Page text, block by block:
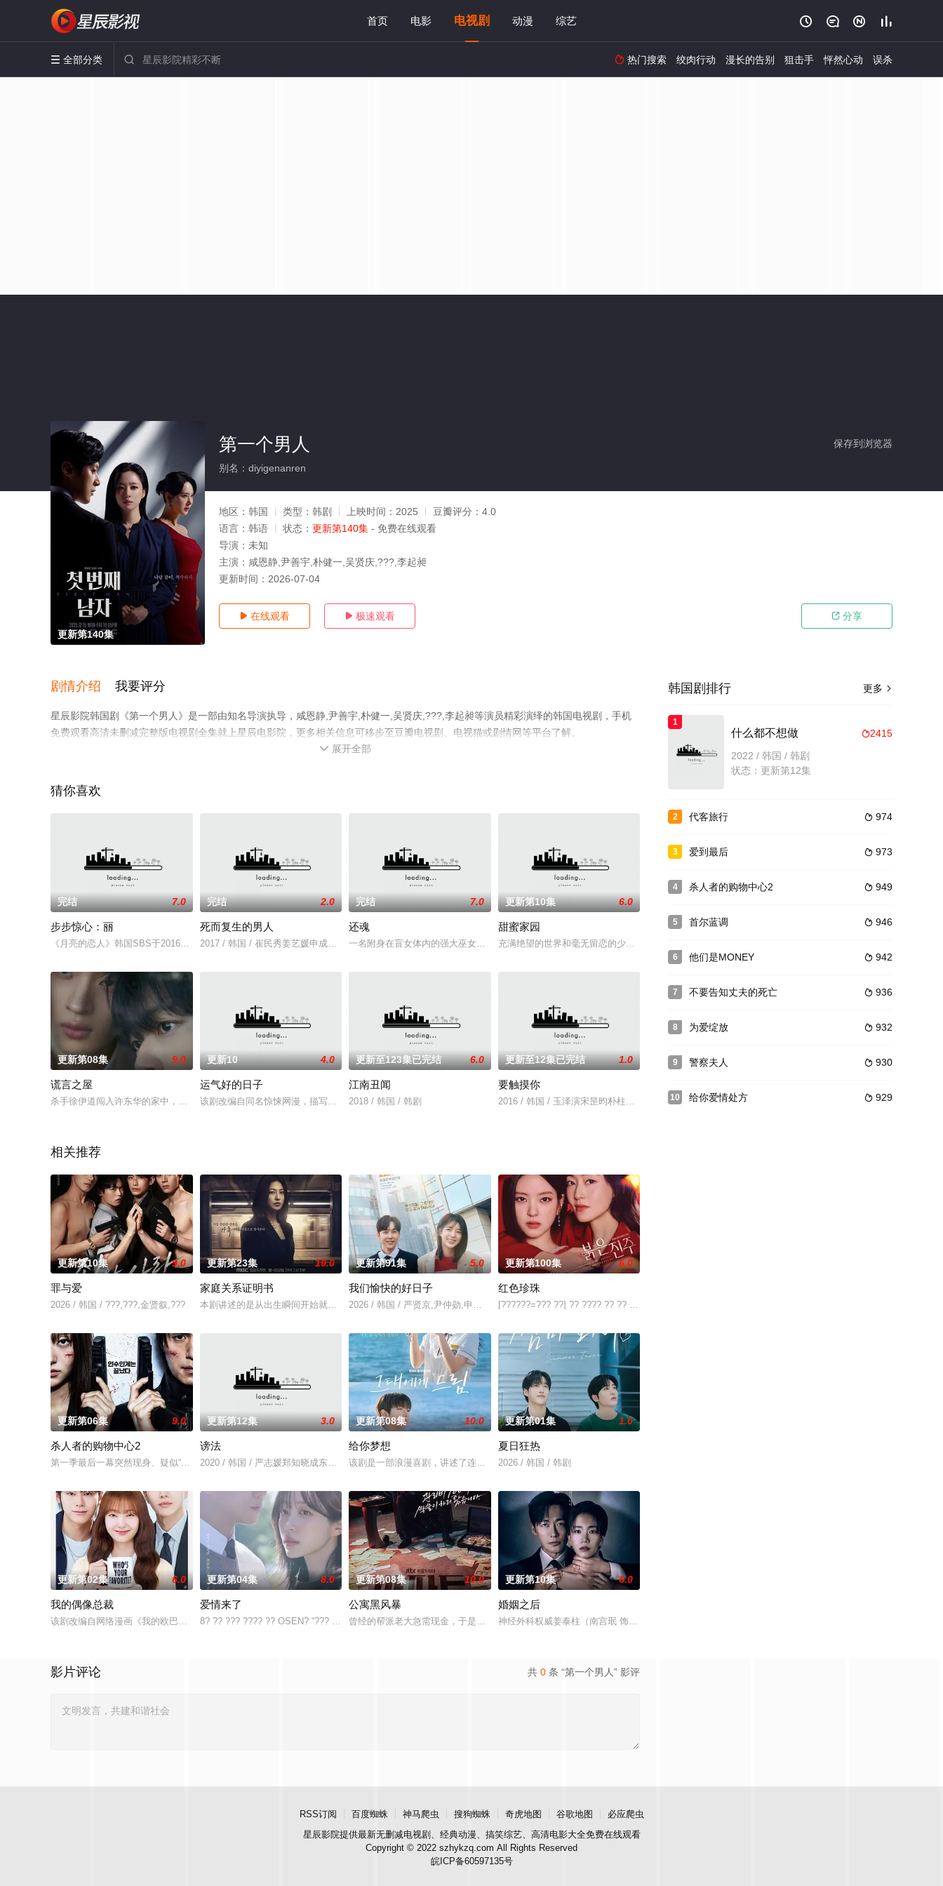
首页 电影 电视剧 动漫 综艺    
 全部分类   热门搜索 绞肉行动 漫长的告别 狙击手 怦然心动 误杀
更新第140集
保存到浏览器
第一个男人
别名：diyigenanren
地区： 韩国 类型： 韩剧 上映时间： 2025 豆瓣评分： 4.0
语言： 韩语 状态： 更新第140集 - 免费在线观看
导演： 未知
主演： 咸恩静,尹善宇,朴健一,吴贤庆,???,李起昶
更新时间： 2026-07-04
 在线观看  极速观看  分享
剧情介绍 我要评分
星辰影院韩国剧《第一个男人》是一部由知名导演执导，咸恩静,尹善宇,朴健一,吴贤庆,???,李起昶等演员精彩演绎的韩国电视剧，手机
免费观看高清未删减完整版电视剧全集就上星辰电影院，更多相关信息可移步至豆瓣电视剧、电视猫或剧情网等平台了解。
 展开全部
猜你喜欢
完结 7.0
步步惊心：丽
《月亮的恋人》韩国SBS于2016年初播出的水木迷你连续剧，由金奎泰执导，改编自2011年中国电视剧《步
完结 2.0
死而复生的男人
2017 / 韩国 / 崔民秀姜艺媛申成禄李素妍
完结 7.0
还魂
一名附身在盲女体内的强大巫女遇见一个期望她能改变自己命运的望族男子。
更新第10集 6.0
甜蜜家园
充满绝望的世界和毫无留恋的少年， 甩开现实恐慌只能正面迎击！孤独高中生车贤秀（宋江 饰）的家人在一
更新第08集 9.0
谎言之屋
杀手徐伊道闯入许东华的家中，将其囚禁，并搜寻一部藏有市长贪污证据的手机。与此同时，警察秋泰正(许东华的朋
更新10 4.0
运气好的日子
该剧改编自同名惊悚网漫，描写平凡的出租车司机吴泽（李星民 饰）载着前往木浦的客人（柳演锡 饰）意识到他是
更新至123集已完结 6.0
江南丑闻
2018 / 韩国 / 韩剧
更新至12集已完结 1.0
要触摸你
2016 / 韩国 / 玉泽演宋昰昀朴柱荧金钟文
相关推荐
更新第10集 9.0
罪与爱
2026 / 韩国 / ???,???,金贤叙,???
更新第23集 10.0
家庭关系证明书
本剧讲述的是从出生瞬间开始就被打上家庭崩溃烙印的一个孩子和面对冷酷的偏见和命运，重新找回自己人生的女性故
更新第91集 5.0
我们愉快的好日子
2026 / 韩国 / 严贤京,尹仲勋,申正允,尹多英,金惠玉,鲜于在德,尹多勋,文喜京,李商淑,郑孝彬,李家豪,郑永琡
更新第100集 6.0
红色珍珠
[??????=??? ??] ?? ???? ?? ?? ??? ???. 7? ?????? ???
更新第06集 9.0
杀人者的购物中心2
第一季最后一幕突然现身、疑似“死而复生”的郑进湾（李栋旭 饰）究竟藏身何方？他和郑智安（金慧峻 饰）将如
更新第12集 3.0
谤法
2020 / 韩国 / 严志媛郑知晓成东日赵敏修
更新第08集 10.0
给你梦想
该剧是一部浪漫喜剧，讲述了连一个梦想都无所畏惧的十几岁，被现实挡住而受挫的二十几岁，像变成那样的大人的三
更新第01集 1.0
夏日狂热
2026 / 韩国 / 韩剧
更新第02集 6.0
我的偶像总裁
该剧改编自网络漫画《我的欧巴是偶像》，是一部浪漫喜剧。讲述进入由前偶像兼CEO李灿领导的公司工作的南多凛
更新第04集 8.0
爱情来了
8? ?? ??? ???? ?? OSEN? “??? KBS2 ? ?? ??? ‘??? ??’
更新第08集 10.0
公寓黑风暴
曾经的帮派老大急需现金，于是和有志成为律师的同伴合作，打算窃取住宅社区的储备基金，却意外揭开深藏的腐败真
更新第10集 6.0
婚姻之后
神经外科权威姜泰柱（南宫珉 饰）因为老婆高世允（李雪 饰）在提出离婚的第二日突然遭到神秘绑架，瞬间
共 0 条 “第一个男人” 影评
影片评论
更多 
韩国剧排行
1
2415
什么都不想做
2022 / 韩国 / 韩剧
状态：更新第12集
2  974
代客旅行
3  973
爱到最后
4  949
杀人者的购物中心2
5  946
首尔蓝调
6  942
他们是MONEY
7  936
不要告知丈夫的死亡
8  932
为爱绽放
9  930
警察夫人
10  929
给你爱情处方
RSS订阅 百度蜘蛛 神马爬虫 搜狗蜘蛛 奇虎地图 谷歌地图
必应爬虫
星辰影院提供最新无删减电视剧、经典动漫、搞笑综艺、高清电影大全免费在线观看
Copyright © 2022 szhykzq.com All Rights Reserved
皖ICP备60597135号